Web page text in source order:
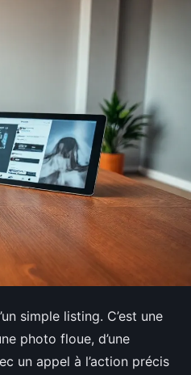
simple listing. C’est une
photo floue, d’une
un appel à l’action précis